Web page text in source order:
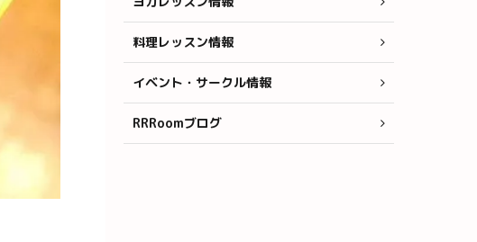
料理レッスン情報
イベント・サークル情報
RRRoomブログ